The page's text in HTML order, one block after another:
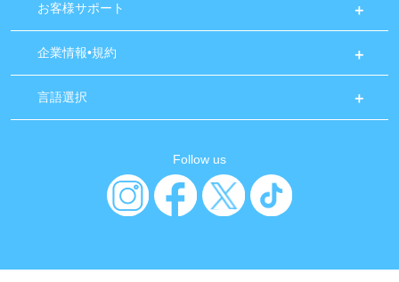
お客様サポート
企業情報•規約
言語選択
Follow us